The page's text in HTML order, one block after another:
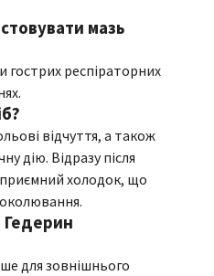
мазь
гострих респіраторних
відчуття, а також
дію. Відразу після
приємний холодок, що
для зовнішнього